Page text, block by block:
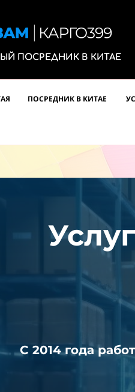
ПОСРЕДНИК В КИТАЕ
ПОСРЕДНИК В КИТАЕ
С 2014 года